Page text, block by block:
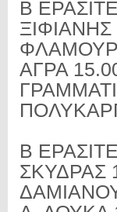
Β
ΑΓΡΑ
Β
ΣΚΥΔΡΑΣ